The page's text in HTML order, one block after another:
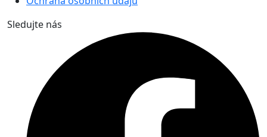
Sledujte nás